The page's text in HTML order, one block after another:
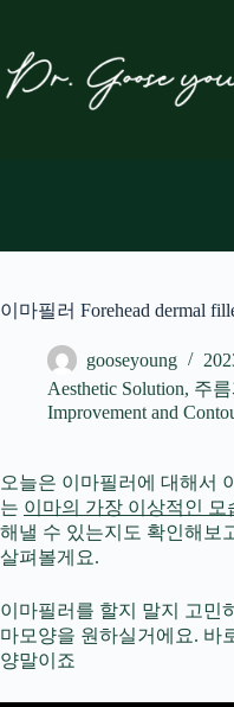
로
이마필러 Forehead dermal
gooseyoung
Aesthetic Solution, 주
Improvement and
오늘은 이마필러에 대해서
는 이마의 가장 이상적인 모
해낼 수 있는지도 확인해보
살펴볼게요.
이마필러를 할지 말지 고민
마모양을 원하실거에요. 바
양말이죠